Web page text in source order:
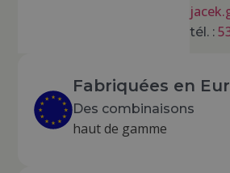
tél. :
Fabriquées en
Des combinaisons
haut de gamme